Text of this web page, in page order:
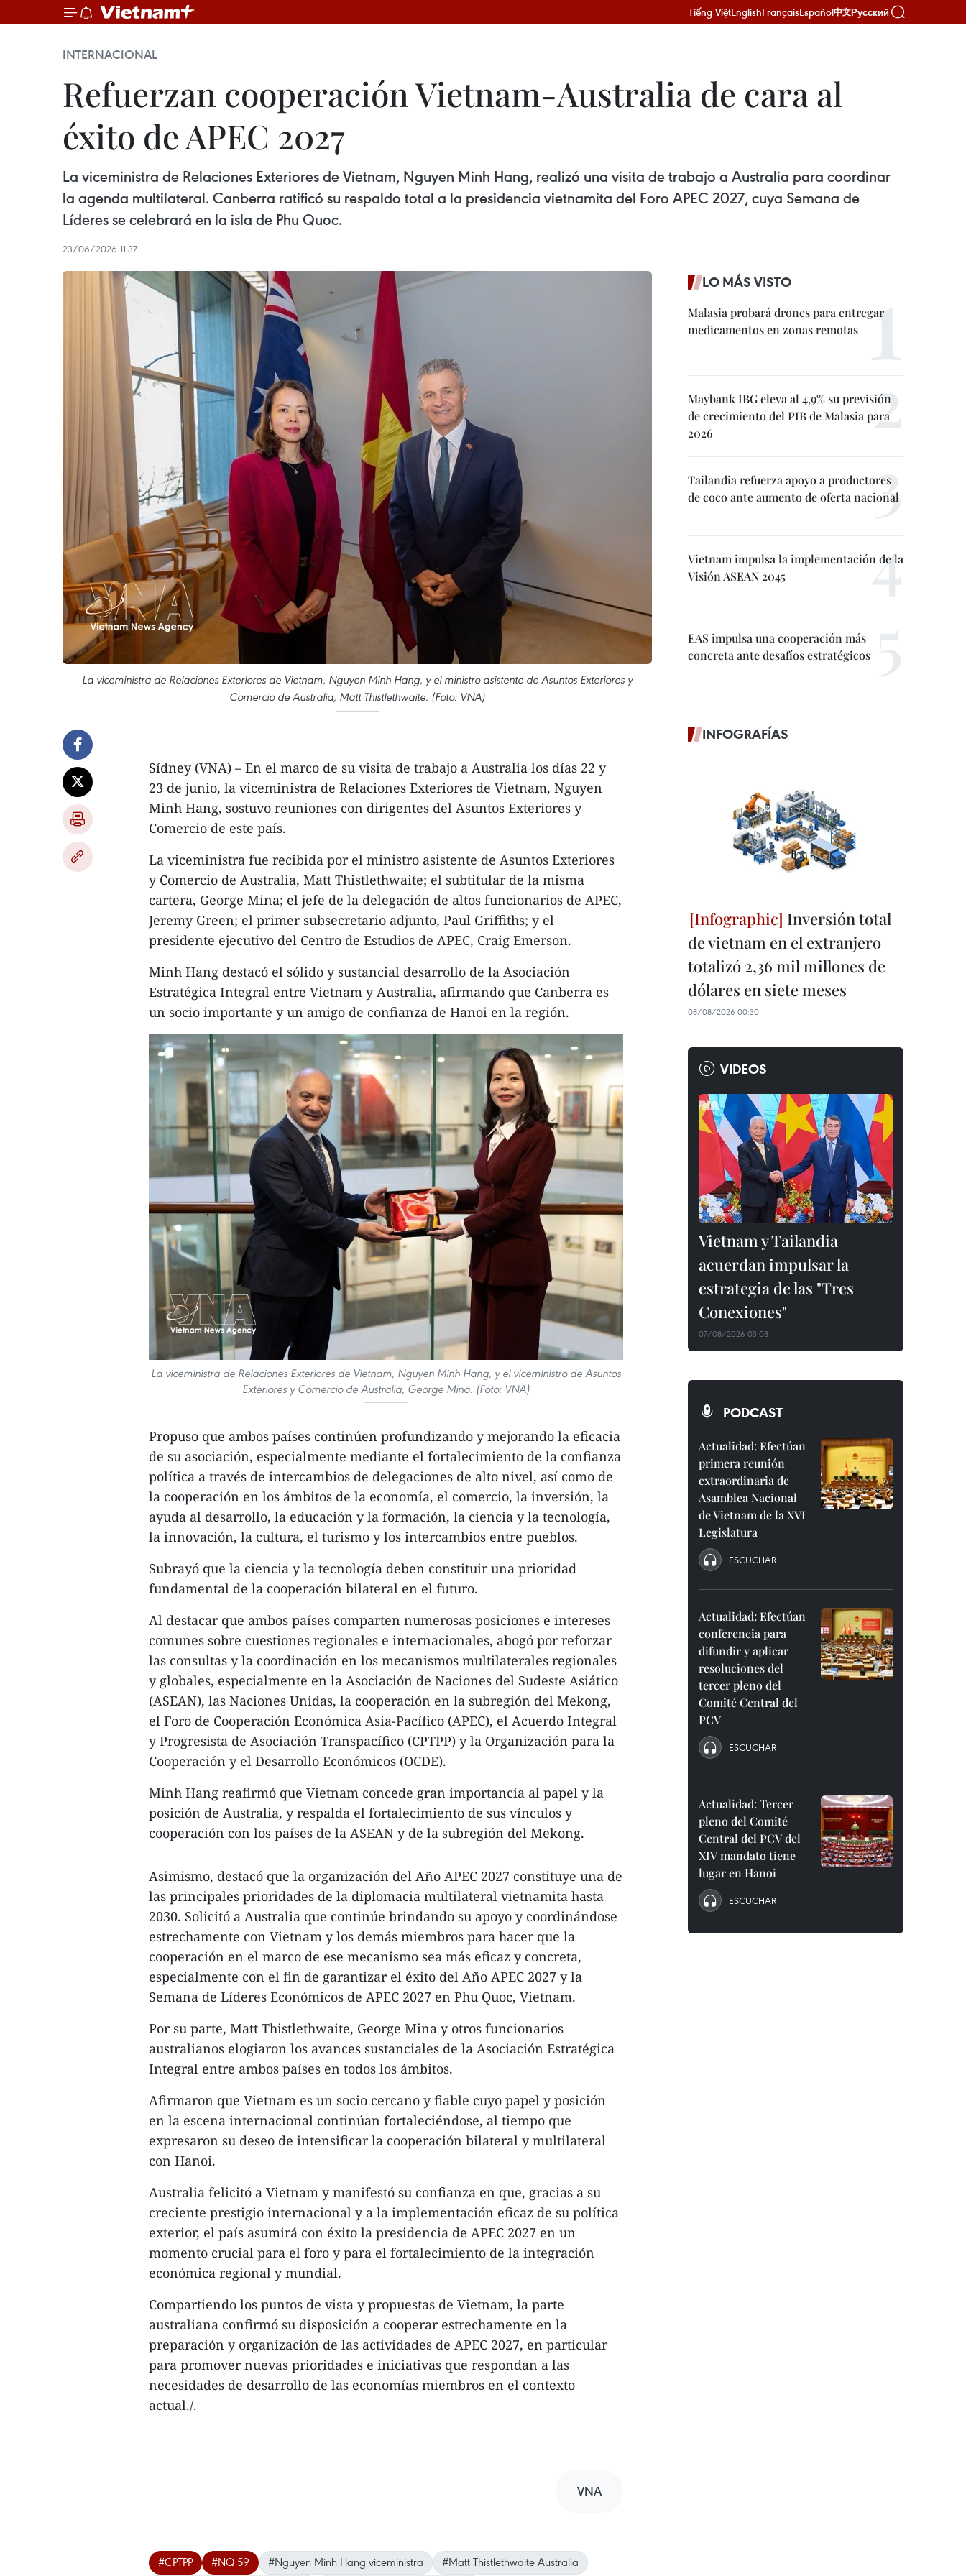
Tiếng ViệtEnglishFrançaisEspañol中文Русский
INTERNACIONAL
Refuerzan cooperación Vietnam-Australia de cara al
éxito de APEC 2027
La viceministra de Relaciones Exteriores de Vietnam, Nguyen Minh Hang, realizó una visita de trabajo a Australia para coordinar
la agenda multilateral. Canberra ratificó su respaldo total a la presidencia vietnamita del Foro APEC 2027, cuya Semana de
Líderes se celebrará en la isla de Phu Quoc.
23/06/2026 11:37
La viceministra de Relaciones Exteriores de Vietnam, Nguyen Minh Hang, y el ministro asistente de Asuntos Exteriores y
Comercio de Australia, Matt Thistlethwaite. (Foto: VNA)
Sídney (VNA) – En el marco de su visita de trabajo a Australia los días 22 y
23 de junio, la viceministra de Relaciones Exteriores de Vietnam, Nguyen
Minh Hang, sostuvo reuniones con dirigentes del Asuntos Exteriores y
Comercio de este país.
La viceministra fue recibida por el ministro asistente de Asuntos Exteriores
y Comercio de Australia, Matt Thistlethwaite; el subtitular de la misma
cartera, George Mina; el jefe de la delegación de altos funcionarios de APEC,
Jeremy Green; el primer subsecretario adjunto, Paul Griffiths; y el
presidente ejecutivo del Centro de Estudios de APEC, Craig Emerson.
Minh Hang destacó el sólido y sustancial desarrollo de la Asociación
Estratégica Integral entre Vietnam y Australia, afirmando que Canberra es
un socio importante y un amigo de confianza de Hanoi en la región.
La viceministra de Relaciones Exteriores de Vietnam, Nguyen Minh Hang, y el viceministro de Asuntos
Exteriores y Comercio de Australia, George Mina. (Foto: VNA)
Propuso que ambos países continúen profundizando y mejorando la eficacia
de su asociación, especialmente mediante el fortalecimiento de la confianza
política a través de intercambios de delegaciones de alto nivel, así como de
la cooperación en los ámbitos de la economía, el comercio, la inversión, la
ayuda al desarrollo, la educación y la formación, la ciencia y la tecnología,
la innovación, la cultura, el turismo y los intercambios entre pueblos.
Subrayó que la ciencia y la tecnología deben constituir una prioridad
fundamental de la cooperación bilateral en el futuro.
Al destacar que ambos países comparten numerosas posiciones e intereses
comunes sobre cuestiones regionales e internacionales, abogó por reforzar
las consultas y la coordinación en los mecanismos multilaterales regionales
y globales, especialmente en la Asociación de Naciones del Sudeste Asiático
(ASEAN), las Naciones Unidas, la cooperación en la subregión del Mekong,
el Foro de Cooperación Económica Asia-Pacífico (APEC), el Acuerdo Integral
y Progresista de Asociación Transpacífico (CPTPP) y la Organización para la
Cooperación y el Desarrollo Económicos (OCDE).
Minh Hang reafirmó que Vietnam concede gran importancia al papel y la
posición de Australia, y respalda el fortalecimiento de sus vínculos y
cooperación con los países de la ASEAN y de la subregión del Mekong.
Asimismo, destacó que la organización del Año APEC 2027 constituye una de
las principales prioridades de la diplomacia multilateral vietnamita hasta
2030. Solicitó a Australia que continúe brindando su apoyo y coordinándose
estrechamente con Vietnam y los demás miembros para hacer que la
cooperación en el marco de ese mecanismo sea más eficaz y concreta,
especialmente con el fin de garantizar el éxito del Año APEC 2027 y la
Semana de Líderes Económicos de APEC 2027 en Phu Quoc, Vietnam.
Por su parte, Matt Thistlethwaite, George Mina y otros funcionarios
australianos elogiaron los avances sustanciales de la Asociación Estratégica
Integral entre ambos países en todos los ámbitos.
Afirmaron que Vietnam es un socio cercano y fiable cuyo papel y posición
en la escena internacional continúan fortaleciéndose, al tiempo que
expresaron su deseo de intensificar la cooperación bilateral y multilateral
con Hanoi.
Australia felicitó a Vietnam y manifestó su confianza en que, gracias a su
creciente prestigio internacional y a la implementación eficaz de su política
exterior, el país asumirá con éxito la presidencia de APEC 2027 en un
momento crucial para el foro y para el fortalecimiento de la integración
económica regional y mundial.
Compartiendo los puntos de vista y propuestas de Vietnam, la parte
australiana confirmó su disposición a cooperar estrechamente en la
preparación y organización de las actividades de APEC 2027, en particular
para promover nuevas prioridades e iniciativas que respondan a las
necesidades de desarrollo de las economías miembros en el contexto
actual./.
VNA
#CPTPP #NQ 59 #Nguyen Minh Hang viceministra #Matt Thistlethwaite Australia
LO MÁS VISTO
Malasia probará drones para entregar
medicamentos en zonas remotas
Maybank IBG eleva al 4,9% su previsión
de crecimiento del PIB de Malasia para
2026
Tailandia refuerza apoyo a productores
de coco ante aumento de oferta nacional
Vietnam impulsa la implementación de la
Visión ASEAN 2045
EAS impulsa una cooperación más
concreta ante desafíos estratégicos
INFOGRAFÍAS
Inversión total
de vietnam en el extranjero
totalizó 2,36 mil millones de
dólares en siete meses
08/08/2026 00:30
VIDEOS
Vietnam y Tailandia
acuerdan impulsar la
estrategia de las "Tres
Conexiones"
07/08/2026 03:08
PODCAST
Actualidad: Efectúan
primera reunión
extraordinaria de
Asamblea Nacional
de Vietnam de la XVI
Legislatura
ESCUCHAR
Actualidad: Efectúan
conferencia para
difundir y aplicar
resoluciones del
tercer pleno del
Comité Central del
PCV
ESCUCHAR
Actualidad: Tercer
pleno del Comité
Central del PCV del
XIV mandato tiene
lugar en Hanoi
ESCUCHAR